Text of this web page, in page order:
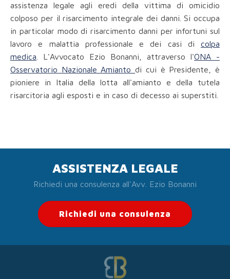
assistenza legale agli eredi della vittima di omicidio
colposo per il risarcimento integrale dei danni. Si occupa
in particolar modo di risarcimento danni per infortuni sul
lavoro e malattia professionale e dei casi di colpa
medica . L'Avvocato Ezio Bonanni, attraverso l'ONA -
Osservatorio Nazionale Amiantodi cui è Presidente, è
pioniere in Italia della lotta all'amianto e della tutela
risarcitoria agli esposti e in caso di decesso ai superstiti.
ASSISTENZA LEGALE
Richiedi una consulenza all'Avv. Ezio Bonanni
Richiedi una consulenza